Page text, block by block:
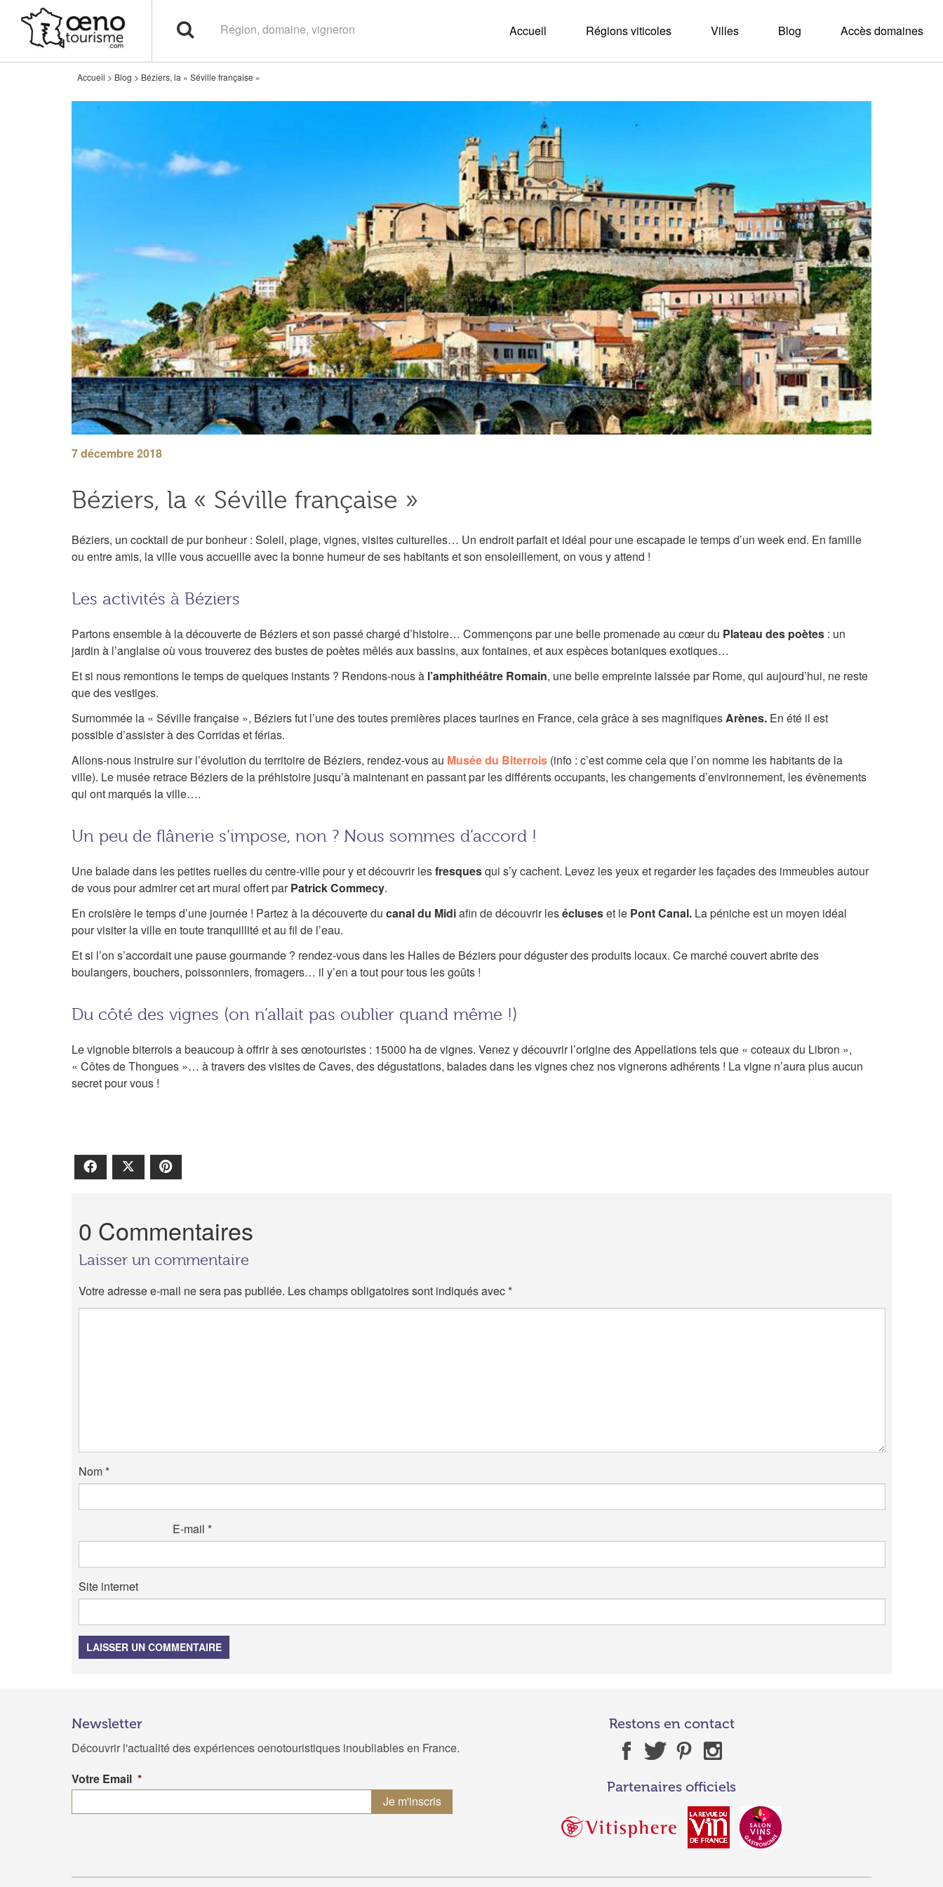
Accueil Régions viticoles Villes Blog Accès domaines
Accueil > Blog > Béziers, la « Séville française »
7 décembre 2018
Béziers, la « Séville française »
Béziers, un cocktail de pur bonheur : Soleil, plage, vignes, visites culturelles… Un endroit parfait et idéal pour une escapade le temps d’un week end. En famille
ou entre amis, la ville vous accueille avec la bonne humeur de ses habitants et son ensoleillement, on vous y attend !
Les activités à Béziers
Partons ensemble à la découverte de Béziers et son passé chargé d’histoire… Commençons par une belle promenade au cœur du Plateau des poètes : un
jardin à l’anglaise où vous trouverez des bustes de poètes mêlés aux bassins, aux fontaines, et aux espèces botaniques exotiques…
Et si nous remontions le temps de quelques instants ? Rendons-nous à l’amphithéâtre Romain, une belle empreinte laissée par Rome, qui aujourd’hui, ne reste
que des vestiges.
Surnommée la « Séville française », Béziers fut l’une des toutes premières places taurines en France, cela grâce à ses magnifiquesArènes. En été il est
possible d’assister à des Corridas et férias.
Allons-nous instruire sur l’évolution du territoire de Béziers, rendez-vous au Musée du Biterrois (info : c’est comme cela que l’on nomme les habitants de la
ville). Le musée retrace Béziers de la préhistoire jusqu’à maintenant en passant par les différents occupants, les changements d’environnement, les évènements
qui ont marqués la ville….
Un peu de flânerie s’impose, non ? Nous sommes d’accord !
Une balade dans les petites ruelles du centre-ville pour y et découvrir lesfresquesqui s’y cachent. Levez les yeux et regarder les façades des immeubles autour
de vous pour admirer cet art mural offert parPatrick Commecy.
En croisière le temps d’une journée ! Partez à la découverte du canal du Midiafin de découvrir lesécluseset le Pont Canal. La péniche est un moyen idéal
pour visiter la ville en toute tranquillité et au fil de l’eau.
Et si l’on s’accordait une pause gourmande ? rendez-vous dans les Halles de Béziers pour déguster des produits locaux. Ce marché couvert abrite des
boulangers, bouchers, poissonniers, fromagers… il y’en a tout pour tous les goûts !
Du côté des vignes (on n’allait pas oublier quand même !)
Le vignoble biterrois a beaucoup à offrir à ses œnotouristes : 15000 ha de vignes. Venez y découvrir l’origine des Appellations tels que « coteaux du Libron »,
« Côtes de Thongues »… à travers des visites de Caves, des dégustations, balades dans les vignes chez nos vignerons adhérents ! La vigne n’aura plus aucun
secret pour vous !
Facebook
0 Commentaires
Laisser un commentaire
Votre adresse e-mail ne sera pas publiée. Les champs obligatoires sont indiqués avec*
Nom*
E-mail *
Site internet
LAISSER UN COMMENTAIRE
Newsletter
Découvrir l'actualité des expériences oenotouristiques inoubliables en France.
Votre Email *
Restons en contact
Partenaires officiels